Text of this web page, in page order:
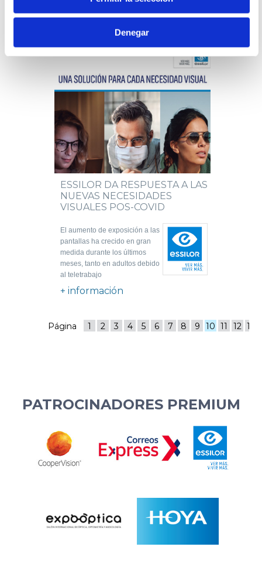
Denegar
ESSILOR DA RESPUESTA A LAS
NUEVAS NECESIDADES
VISUALES POS-COVID
El aumento de exposición a las
pantallas ha crecido en gran
medida durante los últimos
meses, tanto en adultos debido
al teletrabajo
+ información
Página 1 2 3 4 5 6 7 8 9 10 11 12 13
PATROCINADORES PREMIUM